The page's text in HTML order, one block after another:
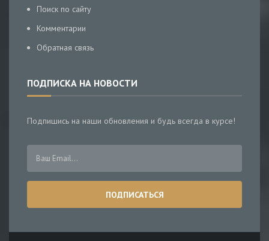
Поиск по сайту
Комментарии
Обратная связь
ПОДПИСКА НА НОВОСТИ
Подпишись на наши обновления и будь всегда в курсе!